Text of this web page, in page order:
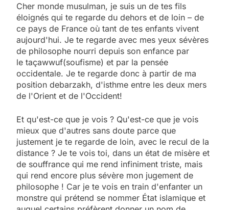
Cher monde musulman, je suis un de tes fils
éloignés qui te regarde du dehors et de loin – de
ce pays de France où tant de tes enfants vivent
aujourd'hui. Je te regarde avec mes yeux sévères
de philosophe nourri depuis son enfance par
le taçawwuf(soufisme) et par la pensée
occidentale. Je te regarde donc à partir de ma
position debarzakh, d'isthme entre les deux mers
de l'Orient et de l'Occident!
Et qu'est-ce que je vois ? Qu'est-ce que je vois
mieux que d'autres sans doute parce que
justement je te regarde de loin, avec le recul de la
distance ? Je te vois toi, dans un état de misère et
de souffrance qui me rend infiniment triste, mais
qui rend encore plus sévère mon jugement de
philosophe ! Car je te vois en train d'enfanter un
monstre qui prétend se nommer État islamique et